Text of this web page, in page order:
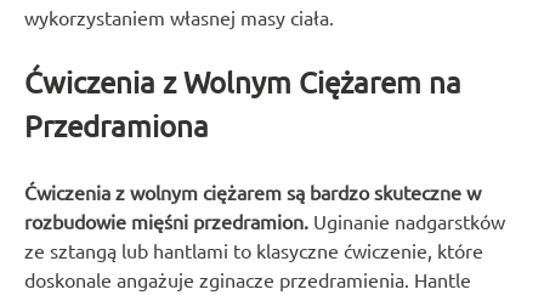
wykorzystaniem własnej masy ciała.
Ćwiczenia z Wolnym Ciężarem na
Przedramiona
Ćwiczenia z wolnym ciężarem są bardzo skuteczne w
rozbudowie mięśni przedramion. Uginanie nadgarstków
ze sztangą lub hantlami to klasyczne ćwiczenie, które
doskonale angażuje zginacze przedramienia. Hantle